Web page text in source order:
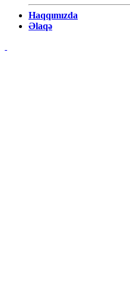
Haqqımızda
Əlaqə